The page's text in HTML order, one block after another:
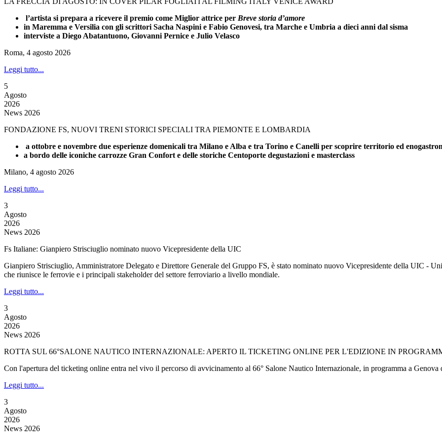
l’artista si prepara a ricevere il premio come Miglior attrice per Breve storia d’amore
in Maremma e Versilia con gli scrittori Sacha Naspini e Fabio Genovesi, tra Marche e Umbria a dieci anni dal sisma
interviste a Diego Abatantuono, Giovanni Pernice e Julio Velasco
Roma, 4 agosto 2026
Leggi tutto...
5
Agosto
2026
News 2026
FONDAZIONE FS, NUOVI TRENI STORICI SPECIALI TRA PIEMONTE E LOMBARDIA
a ottobre e novembre due esperienze domenicali tra Milano e Alba e tra Torino e Canelli per scoprire territorio ed
a bordo delle iconiche carrozze Gran Confort e delle storiche Centoporte degustazioni e masterclass
Milano, 4 agosto 2026
Leggi tutto...
3
Agosto
2026
News 2026
Fs Italiane: Gianpiero Strisciuglio nominato nuovo Vicepresidente della UIC
Gianpiero Strisciuglio, Amministratore Delegato e Direttore Generale del Gruppo FS, è stato nominato nuovo Vicepresidente della UIC -
che riunisce le ferrovie e i principali stakeholder del settore ferroviario a livello mondiale.
Leggi tutto...
3
Agosto
2026
News 2026
ROTTA SUL 66°SALONE NAUTICO INTERNAZIONALE: APERTO IL TICKETING ONLINE PER L'EDIZIONE IN
Con l'apertura del ticketing online entra nel vivo il percorso di avvicinamento al 66° Salone Nautico Internazionale, in programma a Genova
Leggi tutto...
3
Agosto
2026
News 2026